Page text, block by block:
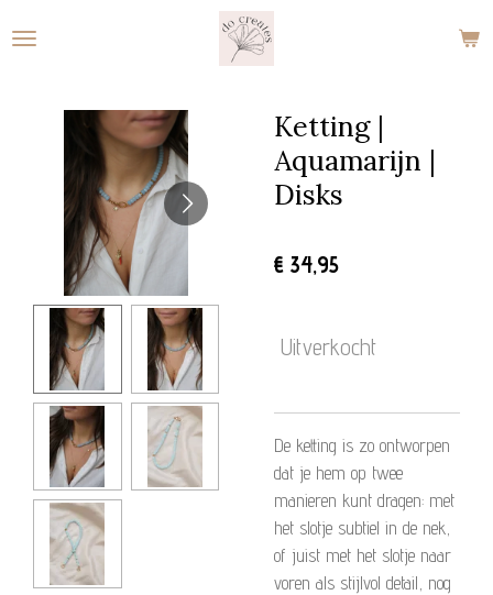
direct
hoofdinhoud
Ketting |
Aquamarijn |
Disks
€ 34,95
Uitverkocht
De ketting is zo ontworpen
dat je hem op twee
manieren kunt dragen: met
het slotje subtiel in de nek,
of juist met het slotje naar
voren als stijlvol detail, nog